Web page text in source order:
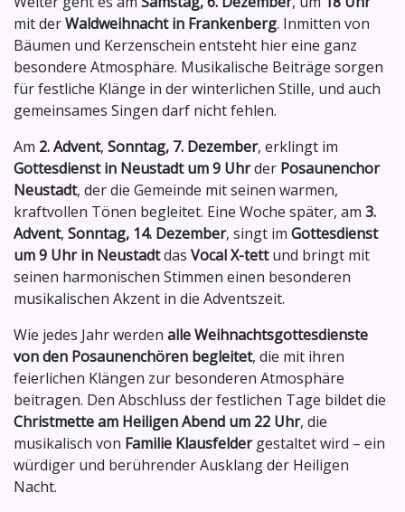
mit derWaldweihnacht in Frankenberg. Inmitten von
Bäumen und Kerzenschein entsteht hier eine ganz
besondere Atmosphäre. Musikalische Beiträge sorgen
für festliche Klänge in der winterlichen Stille, und auch
gemeinsames Singen darf nicht fehlen.
Am 2. Advent, Sonntag, 7. Dezember, erklingt im
Gottesdienst in Neustadt um 9 Uhrder Posaunenchor
Neustadt, der die Gemeinde mit seinen warmen,
kraftvollen Tönen begleitet. Eine Woche später, am 3.
Advent, Sonntag, 14. Dezember, singt im Gottesdienst
um 9 Uhr in Neustadtdas Vocal X-tettund bringt mit
seinen harmonischen Stimmen einen besonderen
musikalischen Akzent in die Adventszeit.
Wie jedes Jahr werden alle Weihnachtsgottesdienste
von den Posaunenchören begleitet, die mit ihren
feierlichen Klängen zur besonderen Atmosphäre
beitragen. Den Abschluss der festlichen Tage bildet die
Christmette am Heiligen Abend um 22 Uhr, die
musikalisch von Familie Klausfeldergestaltet wird – ein
würdiger und berührender Ausklang der Heiligen
Nacht.